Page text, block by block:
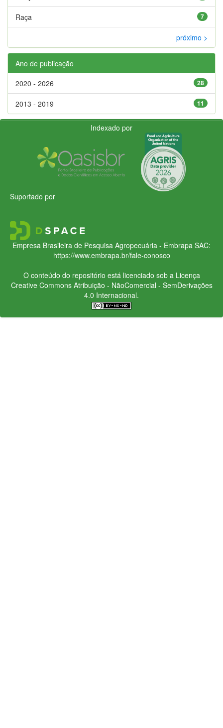
7
Raça
próximo >
Ano de publicação
28
2020 - 2026
11
2013 - 2019
Indexado por
Suportado por
Empresa Brasileira de Pesquisa Agropecuária - Embrapa SAC:
https://www.embrapa.br/fale-conosco
O conteúdo do repositório está licenciado sob a Licença
Creative CommonsAtribuição - NãoComercial - SemDerivações
4.0 Internacional.